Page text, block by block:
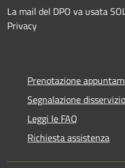
La mail del DPO va usata
Privacy
Prenotazione
Segnalazione disservizio
Leggi le FAQ
Richiesta assistenza